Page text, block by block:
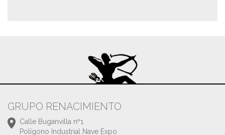
GRUPO RENACIMIENTO
Calle Buganvilla nº1
Polígono Industrial Nave Expo